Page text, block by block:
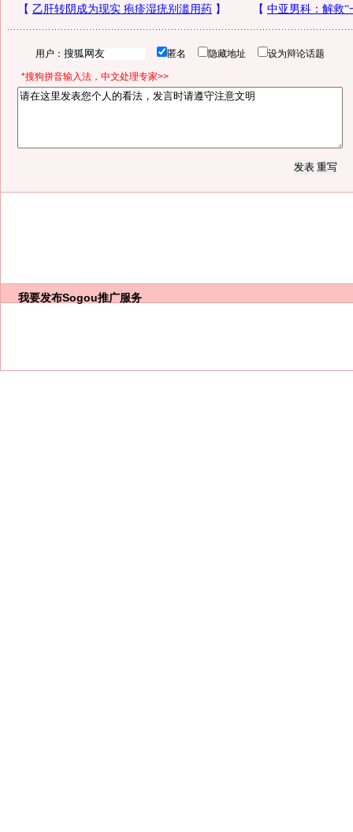
用户： 匿名 隐藏地址 设为辩论话题
*搜狗拼音输入法，中文处理专家>>
我要发布Sogou推广服务